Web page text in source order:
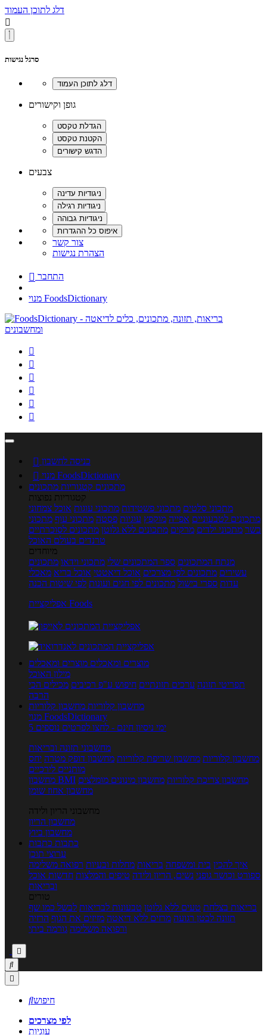
דלג לתוכן העמוד

סרגל נגישות
גופן וקישורים
צבעים
צור קשר
הצהרת נגישות
 התחבר
מנוי FoodsDictionary






 כניסה לחשבון

מנוי FoodsDictionary
מתכונים קטגוריות מתכונים
קטגוריות נפוצות
מתכוני סלטים מתכוני פשטידות מתכוני עוגות אוכל צמחוני
מתכונים לטבעוניים אפייה מוקפץ עוגיות פסטה מתכוני עוף מתכוני
בשר מתכוני ילדים מרקים מתכונים ללא גלוטן מתכונים לסוכרתיים
טרנדים בעולם האוכל
מיוחדים
מנתח המתכונים ספר המתכונים שלי מתכוני וידאו מתכונים
עשירים מתכונים לפי מצרכים אוכל דיאטטי אוכל בריא מאכלי
עדות ספרי בישול מתכונים לפי חגים ועונות לפי שיטות הכנה
אפליקציית Foods
מוצרים ומאכלים מוצרים ומאכלים
מילון האוכל
תפריטי תזונה ערכים תזונתיים חיפוש ע"פ רכיבים מכילים הכי
הרבה
מחשבון קלוריות מחשבון קלוריות
מנוי FoodsDictionary
5 ימי ניסיון חינם - לחצו לפרטים נוספים
מחשבוני תזונה ובריאות
מחשבון קלוריות מחשבון שריפת קלוריות מחשבון דופק מטרה יחס
מותניים לירכיים
מחשבון BMI
מחשבון צריכת קלוריות מחשבון מינונים מומלצים
מחשבון אחוז שומן
מחשבוני הריון ולידה
מחשבון הריון
מחשבון ביוץ
כתבות כתבות
ערוצי תוכן
איך להכין בית ומשפחה בריאות מחלות ובעיות רפואה משלימה
ספורט וכושר גופני נשים, הריון ולידה טיפים והמלצות חדשות אוכל
ובריאות
טורים
בריאות בצלחת טעים ללא גלוטן טבעונות לבריאות לבשל כמו שף
תזונה לבטן רגועה מרזים ללא דיאטה מזיזים את הגוף הרזיה
ורפואה משלימה גורמה ביתי



חיפוש
לפי מצרכים
עוגיות